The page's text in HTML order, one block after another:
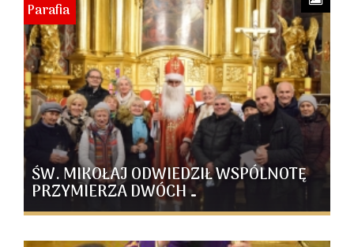
ŚW. MIKOŁAJ ODWIEDZIŁ WSPÓLNOTĘ
PRZYMIERZA DWÓCH …
Parafia